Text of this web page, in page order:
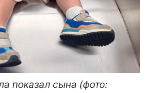
показал сына (фото: